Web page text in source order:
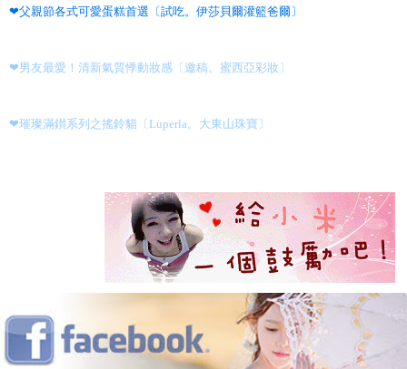
❤父親節各式可愛蛋糕首選〔試吃。伊莎貝爾灌籃爸爾〕
❤男友最愛！清新氣質悸動妝感〔邀稿。蜜西亞彩妝〕
❤璀璨滿鑚系列之搖鈴貓〔Luperla。大東山珠寶〕